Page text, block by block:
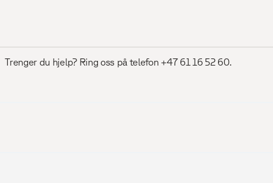
Trenger du hjelp? Ring oss på telefon +47 61 16 52 60.